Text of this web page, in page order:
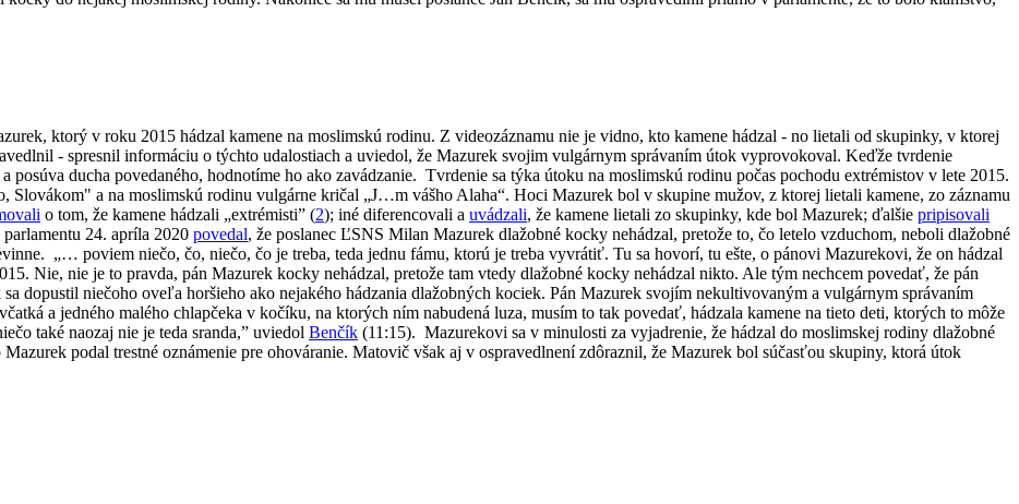
ktorý v roku 2015 hádzal kamene na moslimskú rodinu. Z videozáznamu nie je vidno, kto kamene hádzal - no lietali od skupinky, v ktorej
- spresnil informáciu o týchto udalostiach a uviedol, že Mazurek svojim vulgárnym správaním útok vyprovokoval. Keďže tvrdenie
ducha povedaného, hodnotíme ho ako zavádzanie. Tvrdenie sa týka útoku na moslimskú rodinu počas pochodu extrémistov v lete 2015.
Slovákom" a na moslimskú rodinu vulgárne kričal „J…m vášho Alaha“. Hoci Mazurek bol v skupine mužov, z ktorej lietali kamene, zo záznamu
o tom, že kamene hádzali „extrémisti” (2); iné diferencovali a uvádzali, že kamene lietali zo skupinky, kde bol Mazurek; ďalšie pripisovali
24. apríla 2020 povedal, že poslanec ĽSNS Milan Mazurek dlažobné kocky nehádzal, pretože to, čo letelo vzduchom, neboli dlažobné
„… poviem niečo, čo, niečo, čo je treba, teda jednu fámu, ktorú je treba vyvrátiť. Tu sa hovorí, tu ešte, o pánovi Mazurekovi, že on hádzal
Nie, nie je to pravda, pán Mazurek kocky nehádzal, pretože tam vtedy dlažobné kocky nehádzal nikto. Ale tým nechcem povedať, že pán
dopustil niečoho oveľa horšieho ako nejakého hádzania dlažobných kociek. Pán Mazurek svojím nekultivovaným a vulgárnym správaním
a jedného malého chlapčeka v kočíku, na ktorých ním nabudená luza, musím to tak povedať, hádzala kamene na tieto deti, ktorých to môže
také naozaj nie je teda sranda,” uviedol Benčík (11:15). Mazurekovi sa v minulosti za vyjadrenie, že hádzal do moslimskej rodiny dlažobné
podal trestné oznámenie pre ohováranie. Matovič však aj v ospravedlnení zdôraznil, že Mazurek bol súčasťou skupiny, ktorá útok